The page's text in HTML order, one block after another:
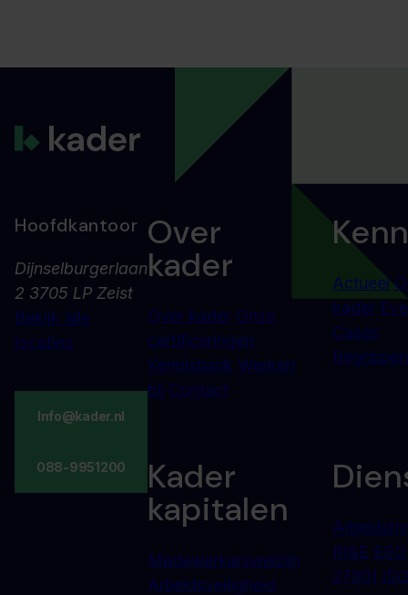
Hoofdkantoor
Dijnselburgerlaan
2 3705 LP Zeist
Bekijk alle
locaties
Info@kader.nl
088-9951200
Over
kader
Over kader Onze
certificeringen
Kennisbank Werken
bij Contact
Actueel
kader
Cases
Kader
kapitalen
Medewerkerswelzijn
Arbeidsveiligheid
RI&E ESG
27001